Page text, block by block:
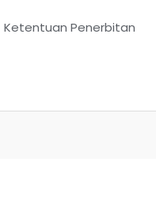
Ketentuan Penerbitan